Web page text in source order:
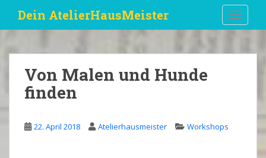
i
Dein AtelierHausMeister
Von Malen und Hunde
finden
22. April 2018 Atelierhausmeister Workshops